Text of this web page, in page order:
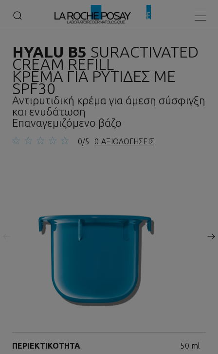
Hyalu B5 Suractivated Cream Refill Κρέμα για Ρυτίδες με SPF30
HYALU B5 SURACTIVATED
CREAM REFILL
ΚΡΕΜΑ ΓΙΑ ΡΥΤΙΔΕΣ ΜΕ
SPF30
Αντιρυτιδική κρέμα για άμεση σύσφιγξη
και ενυδάτωση
Επαναγεμιζόμενο βάζο
0/5 0 ΑΞΙΟΛΟΓΗΣΕΙΣ
Προηγούμενος πίνακας
Επόμενος πίνακας
ΠΕΡΙΕΚΤΙΚΟΤΗΤΑ Volume
50 ml